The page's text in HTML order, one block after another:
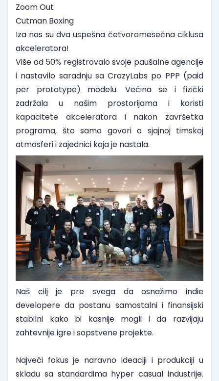
Zoom Out
Cutman Boxing
Iza nas su dva uspešna četvoromesečna ciklusa
akceleratora!
Više od 50% registrovalo svoje paušalne agencije
i nastavilo saradnju sa CrazyLabs po PPP (paid
per prototype) modelu. Većina se i fizički
zadržala u našim prostorijama i koristi
kapacitete akceleratora i nakon završetka
programa, što samo govori o sjajnoj timskoj
atmosferi i zajednici koja je nastala.
Naš cilj je pre svega da osnažimo indie
developere da postanu samostalni i finansijski
stabilni kako bi kasnije mogli i da razvijaju
zahtevnije igre i sopstvene projekte.
Najveći fokus je naravno ideaciji i produkciji u
skladu sa standardima hyper casual industrije.